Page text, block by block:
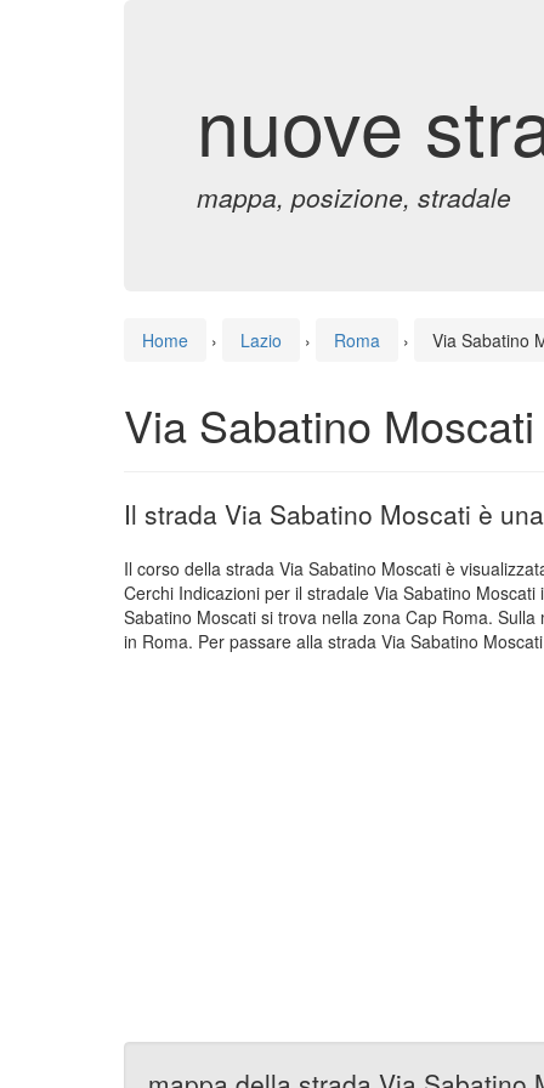
nuove
mappa, posizione, stradale
Home › Lazio › Roma › Via Sabatino
Via Sabatino
Il strada Via Sabatino Moscati è
Il corso della strada Via Sabatino Moscati è
Cerchi Indicazioni per il stradale Via Sabatino
Sabatino Moscati si trova nella zona Cap Roma.
in Roma. Per passare alla strada Via Sabatino